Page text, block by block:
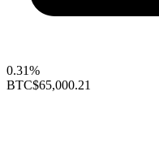
0.31%
BTC$65,000.21